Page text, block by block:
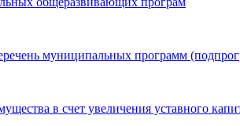
муниципальных программ
в счет увеличения уставного